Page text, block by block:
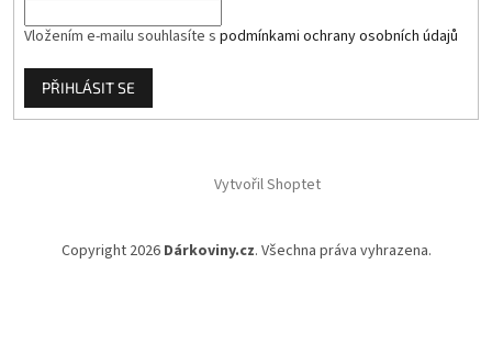
Vložením e-mailu souhlasíte s podmínkami ochrany osobních údajů
PŘIHLÁSIT SE
Vytvořil Shoptet
Copyright 2026 Dárkoviny.cz. Všechna práva vyhrazena.